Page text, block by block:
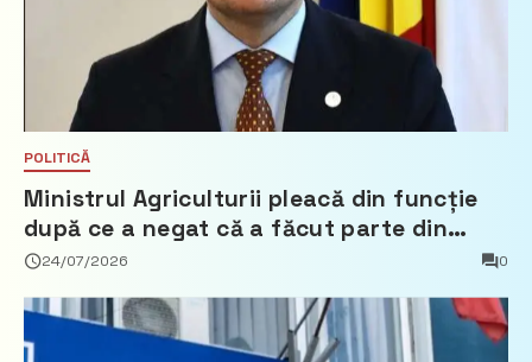
POLITICĂ
Ministrul Agriculturii pleacă din funcție
după ce a negat că a făcut parte din
Partidul Democrat
24/07/2026 0